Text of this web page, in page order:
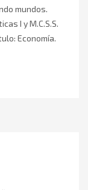
mundos.
I y M.C.S.S.
Economía.